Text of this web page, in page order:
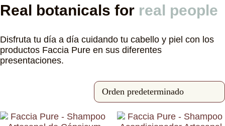
Real botanicals for real people
Disfruta tu día a día cuidando tu cabello y piel con los
productos Faccia Pure en sus diferentes
presentaciones.